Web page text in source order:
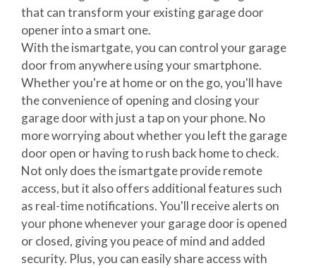
that can transform your existing garage door
opener into a smart one.
With the ismartgate, you can control your garage
door from anywhere using your smartphone.
Whether you're at home or on the go, you'll have
the convenience of opening and closing your
garage door with just a tap on your phone. No
more worrying about whether you left the garage
door open or having to rush back home to check.
Not only does the ismartgate provide remote
access, but it also offers additional features such
as real-time notifications. You'll receive alerts on
your phone whenever your garage door is opened
or closed, giving you peace of mind and added
security. Plus, you can easily share access with